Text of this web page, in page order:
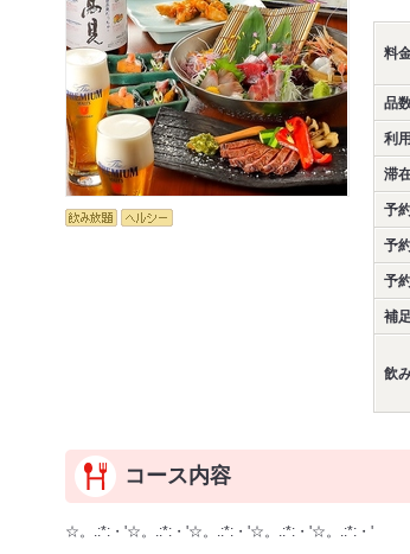
料
品
利
滞
予
予
予
補
飲
コース内容
☆。.:*:・'☆。.:*:・'☆。.:*:・'☆。.:*:・'☆。.:*:・'